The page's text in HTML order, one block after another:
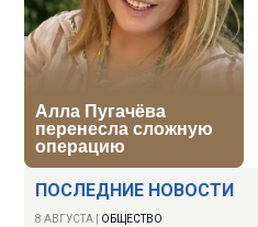
ПОСЛЕДНИЕ НОВОСТИ
8 АВГУСТА ОБЩЕСТВО